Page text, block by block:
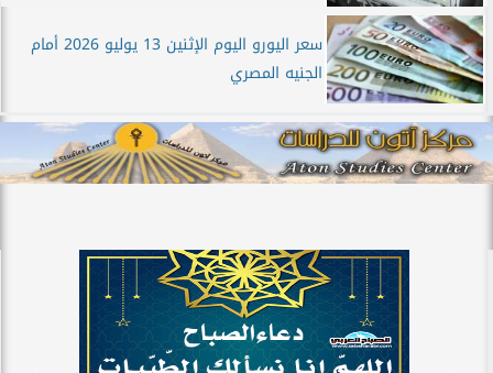
سعر اليورو اليوم الإثنين 13 يوليو 2026 أمام
الجنيه المصري